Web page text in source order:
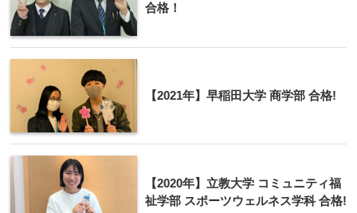
合格！
【2021年】早稲田大学 商学部 合格!
【2020年】立教大学 コミュニティ福
祉学部 スポーツウェルネス学科 合格!